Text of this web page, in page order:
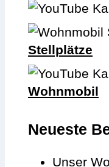
Stellplätze
Wohnmobil
Neueste
Unser